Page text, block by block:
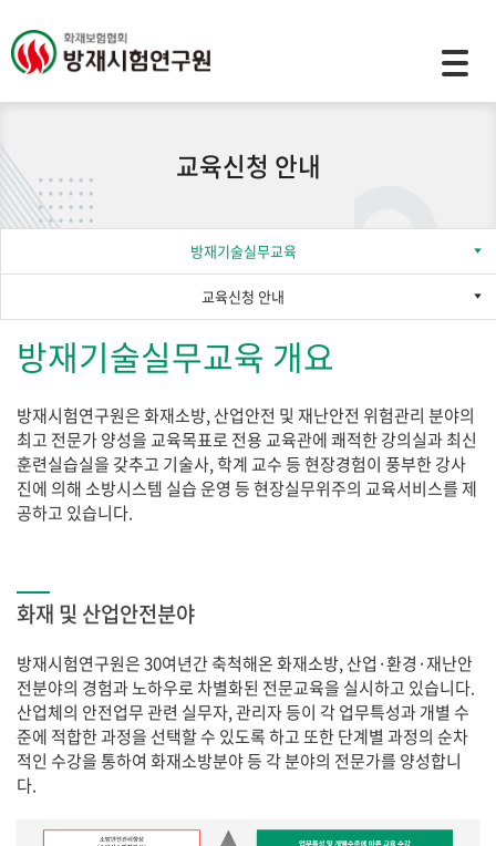
교육신청 안내
방재기술실무교육
교육신청 안내
방재기술실무교육 개요
방재시험연구원은 화재소방, 산업안전 및 재난안전 위험관리 분야의
최고 전문가 양성을 교육목표로 전용 교육관에 쾌적한 강의실과 최신
훈련실습실을 갖추고 기술사, 학계 교수 등 현장경험이 풍부한 강사
진에 의해 소방시스템 실습 운영 등 현장실무위주의 교육서비스를 제
공하고 있습니다.
화재 및 산업안전분야
방재시험연구원은 30여년간 축척해온 화재소방, 산업·환경·재난안
전분야의 경험과 노하우로 차별화된 전문교육을 실시하고 있습니다.
산업체의 안전업무 관련 실무자, 관리자 등이 각 업무특성과 개별 수
준에 적합한 과정을 선택할 수 있도록 하고 또한 단계별 과정의 순차
적인 수강을 통하여 화재소방분야 등 각 분야의 전문가를 양성합니
다.